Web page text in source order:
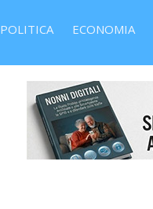
POLITICA ECONOMIA